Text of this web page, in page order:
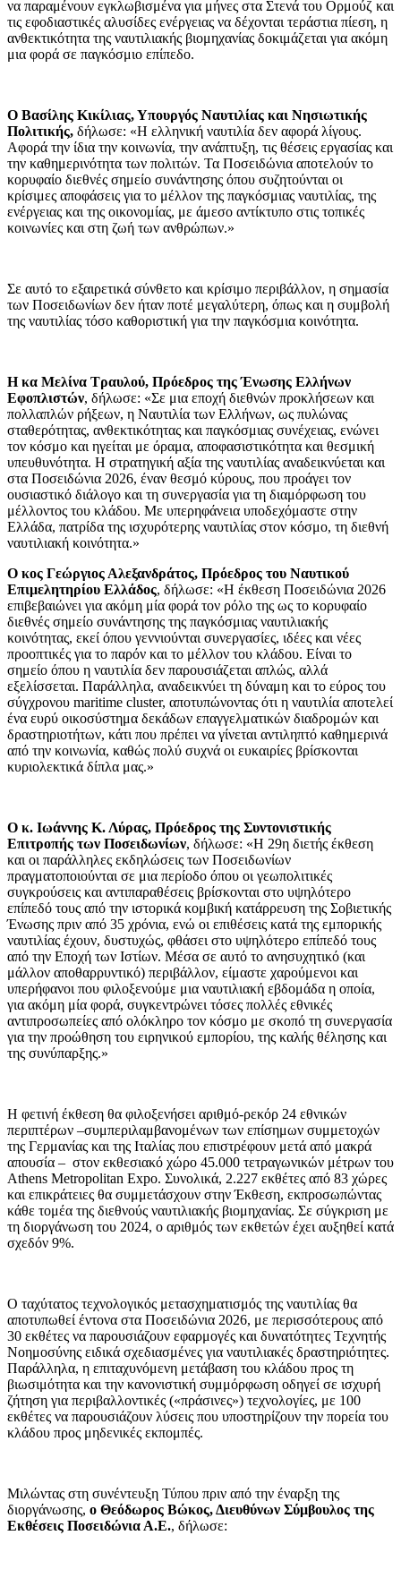
να παραμένουν εγκλωβισμένα για μήνες στα Στενά του Ορμούζ και
τις εφοδιαστικές αλυσίδες ενέργειας να δέχονται τεράστια πίεση, η
ανθεκτικότητα της ναυτιλιακής βιομηχανίας δοκιμάζεται για ακόμη
μια φορά σε παγκόσμιο επίπεδο.
O Βασίλης Κικίλιας, Υπουργός Ναυτιλίας και Νησιωτικής
Πολιτικής, δήλωσε: «Η ελληνική ναυτιλία δεν αφορά λίγους.
Αφορά την ίδια την κοινωνία, την ανάπτυξη, τις θέσεις εργασίας και
την καθημερινότητα των πολιτών. Τα Ποσειδώνια αποτελούν το
κορυφαίο διεθνές σημείο συνάντησης όπου συζητούνται οι
κρίσιμες αποφάσεις για το μέλλον της παγκόσμιας ναυτιλίας, της
ενέργειας και της οικονομίας, με άμεσο αντίκτυπο στις τοπικές
κοινωνίες και στη ζωή των ανθρώπων.»
Σε αυτό το εξαιρετικά σύνθετο και κρίσιμο περιβάλλον, η σημασία
των Ποσειδωνίων δεν ήταν ποτέ μεγαλύτερη, όπως και η συμβολή
της ναυτιλίας τόσο καθοριστική για την παγκόσμια κοινότητα.
Η κα Μελίνα Τραυλού, Πρόεδρος της Ένωσης Ελλήνων
Εφοπλιστών, δήλωσε: «Σε μια εποχή διεθνών προκλήσεων και
πολλαπλών ρήξεων, η Ναυτιλία των Ελλήνων, ως πυλώνας
σταθερότητας, ανθεκτικότητας και παγκόσμιας συνέχειας, ενώνει
τον κόσμο και ηγείται με όραμα, αποφασιστικότητα και θεσμική
υπευθυνότητα. Η στρατηγική αξία της ναυτιλίας αναδεικνύεται και
στα Ποσειδώνια 2026, έναν θεσμό κύρους, που προάγει τον
ουσιαστικό διάλογο και τη συνεργασία για τη διαμόρφωση του
μέλλοντος του κλάδου. Με υπερηφάνεια υποδεχόμαστε στην
Ελλάδα, πατρίδα της ισχυρότερης ναυτιλίας στον κόσμο, τη διεθνή
ναυτιλιακή κοινότητα.»
Ο κος Γεώργιος Αλεξανδράτος, Πρόεδρος του Ναυτικού
Επιμελητηρίου Ελλάδος, δήλωσε: «Η έκθεση Ποσειδώνια 2026
επιβεβαιώνει για ακόμη μία φορά τον ρόλο της ως το κορυφαίο
διεθνές σημείο συνάντησης της παγκόσμιας ναυτιλιακής
κοινότητας, εκεί όπου γεννιούνται συνεργασίες, ιδέες και νέες
προοπτικές για το παρόν και το μέλλον του κλάδου. Είναι το
σημείο όπου η ναυτιλία δεν παρουσιάζεται απλώς, αλλά
εξελίσσεται. Παράλληλα, αναδεικνύει τη δύναμη και το εύρος του
σύγχρονου maritime cluster, αποτυπώνοντας ότι η ναυτιλία αποτελεί
ένα ευρύ οικοσύστημα δεκάδων επαγγελματικών διαδρομών και
δραστηριοτήτων, κάτι που πρέπει να γίνεται αντιληπτό καθημερινά
από την κοινωνία, καθώς πολύ συχνά οι ευκαιρίες βρίσκονται
κυριολεκτικά δίπλα μας.»
Ο κ. Ιωάννης Κ. Λύρας, Πρόεδρος της Συντονιστικής
Επιτροπής των Ποσειδωνίων, δήλωσε: «Η 29η διετής έκθεση
και οι παράλληλες εκδηλώσεις των Ποσειδωνίων
πραγματοποιούνται σε μια περίοδο όπου οι γεωπολιτικές
συγκρούσεις και αντιπαραθέσεις βρίσκονται στο υψηλότερο
επίπεδό τους από την ιστορικά κομβική κατάρρευση της Σοβιετικής
Ένωσης πριν από 35 χρόνια, ενώ οι επιθέσεις κατά της εμπορικής
ναυτιλίας έχουν, δυστυχώς, φθάσει στο υψηλότερο επίπεδό τους
από την Εποχή των Ιστίων. Μέσα σε αυτό το ανησυχητικό (και
μάλλον αποθαρρυντικό) περιβάλλον, είμαστε χαρούμενοι και
υπερήφανοι που φιλοξενούμε μια ναυτιλιακή εβδομάδα η οποία,
για ακόμη μία φορά, συγκεντρώνει τόσες πολλές εθνικές
αντιπροσωπείες από ολόκληρο τον κόσμο με σκοπό τη συνεργασία
για την προώθηση του ειρηνικού εμπορίου, της καλής θέλησης και
της συνύπαρξης.»
Η φετινή έκθεση θα φιλοξενήσει αριθμό-ρεκόρ 24 εθνικών
περιπτέρων –συμπεριλαμβανομένων των επίσημων συμμετοχών
της Γερμανίας και της Ιταλίας που επιστρέφουν μετά από μακρά
απουσία – στον εκθεσιακό χώρο 45.000 τετραγωνικών μέτρων του
Athens Metropolitan Expo. Συνολικά, 2.227 εκθέτες από 83 χώρες
και επικράτειες θα συμμετάσχουν στην Έκθεση, εκπροσωπώντας
κάθε τομέα της διεθνούς ναυτιλιακής βιομηχανίας. Σε σύγκριση με
τη διοργάνωση του 2024, ο αριθμός των εκθετών έχει αυξηθεί κατά
σχεδόν 9%.
Ο ταχύτατος τεχνολογικός μετασχηματισμός της ναυτιλίας θα
αποτυπωθεί έντονα στα Ποσειδώνια 2026, με περισσότερους από
30 εκθέτες να παρουσιάζουν εφαρμογές και δυνατότητες Τεχνητής
Νοημοσύνης ειδικά σχεδιασμένες για ναυτιλιακές δραστηριότητες.
Παράλληλα, η επιταχυνόμενη μετάβαση του κλάδου προς τη
βιωσιμότητα και την κανονιστική συμμόρφωση οδηγεί σε ισχυρή
ζήτηση για περιβαλλοντικές («πράσινες») τεχνολογίες, με 100
εκθέτες να παρουσιάζουν λύσεις που υποστηρίζουν την πορεία του
κλάδου προς μηδενικές εκπομπές.
Μιλώντας στη συνέντευξη Τύπου πριν από την έναρξη της
διοργάνωσης, ο Θεόδωρος Βώκος, Διευθύνων Σύμβουλος της
Εκθέσεις Ποσειδώνια Α.Ε., δήλωσε: